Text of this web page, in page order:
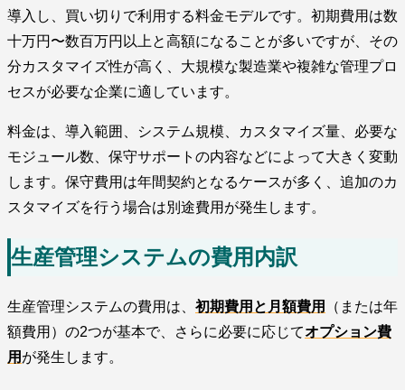
導入し、買い切りで利用する料金モデルです。初期費用は数
十万円〜数百万円以上と高額になることが多いですが、その
分カスタマイズ性が高く、大規模な製造業や複雑な管理プロ
セスが必要な企業に適しています。
料金は、導入範囲、システム規模、カスタマイズ量、必要な
モジュール数、保守サポートの内容などによって大きく変動
します。保守費用は年間契約となるケースが多く、追加のカ
スタマイズを行う場合は別途費用が発生します。
生産管理システムの費用内訳
生産管理システムの費用は、 初期費用と月額費用
（または年
額費用）の2つが基本で、さらに必要に応じてオプション費
用 が発生します。